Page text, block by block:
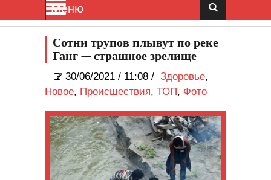
Меню
Сотни трупов плывут по реке
Ганг — страшное зрелище
30/06/2021 / 11:08 / Здоровье,
Новое, Происшествия, ТОП, Фото